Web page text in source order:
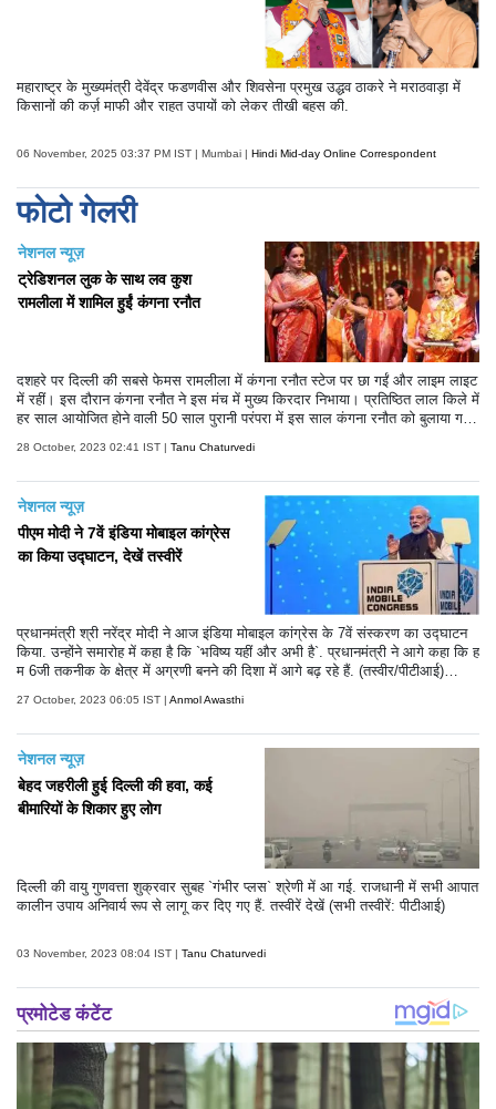
महाराष्ट्र के मुख्यमंत्री देवेंद्र फडणवीस और शिवसेना प्रमुख उद्धव ठाकरे ने मराठवाड़ा में
किसानों की कर्ज़ माफी और राहत उपायों को लेकर तीखी बहस की.
06 November, 2025 03:37 PM IST | Mumbai | Hindi Mid-day Online Correspondent
फोटो गेलरी
नेशनल न्यूज़
ट्रेडिशनल लुक के साथ लव कुश
रामलीला में शामिल हुईं कंगना रनौत
दशहरे पर दिल्ली की सबसे फेमस रामलीला में कंगना रनौत स्टेज पर छा गईं और लाइम लाइट
में रहीं। इस दौरान कंगना रनौत ने इस मंच में मुख्य किरदार निभाया। प्रतिष्ठित लाल किले में
हर साल आयोजित होने वाली 50 साल पुरानी परंपरा में इस साल कंगना रनौत को बुलाया ग
किया। हालांकि तमाम कोशिशों के बाद भी वह रावण दहन नहीं कर सकीं।
28 October, 2023 02:41 IST | Tanu Chaturvedi
नेशनल न्यूज़
पीएम मोदी ने 7वें इंडिया मोबाइल कांग्रेस
का किया उद्घाटन, देखें तस्वीरें
प्रधानमंत्री श्री नरेंद्र मोदी ने आज इंडिया मोबाइल कांग्रेस के 7वें संस्करण का उद्घाटन
किया. उन्होंने समारोह में कहा है कि `भविष्य यहीं और अभी है`. प्रधानमंत्री ने आगे कहा कि ह
म 6जी तकनीक के क्षेत्र में अग्रणी बनने की दिशा में आगे बढ़ रहे हैं. (तस्वीर/पीटीआई)
27 October, 2023 06:05 IST | Anmol Awasthi
नेशनल न्यूज़
बेहद जहरीली हुई दिल्ली की हवा, कई
बीमारियों के शिकार हुए लोग
दिल्ली की वायु गुणवत्ता शुक्रवार सुबह `गंभीर प्लस` श्रेणी में आ गई. राजधानी में सभी आपात
कालीन उपाय अनिवार्य रूप से लागू कर दिए गए हैं. तस्वीरें देखें (सभी तस्वीरें: पीटीआई)
03 November, 2023 08:04 IST | Tanu Chaturvedi